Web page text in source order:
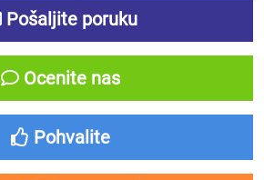
Pošaljite poruku
Ocenite nas
Pohvalite